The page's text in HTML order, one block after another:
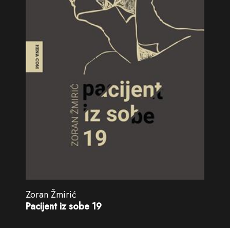
Zoran Žmirić
Pacijent iz sobe 19